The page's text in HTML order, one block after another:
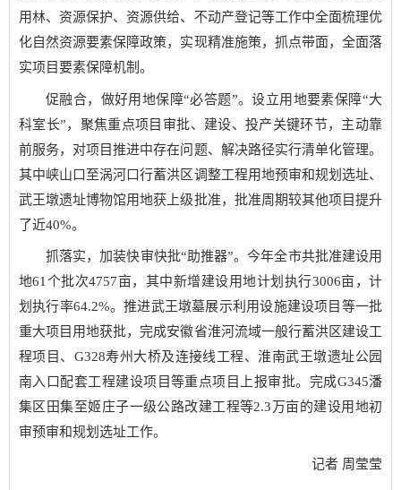
用林、资源保护、资源供给、不动产登记等工作中全面梳理优
化自然资源要素保障政策，实现精准施策，抓点带面，全面落
实项目要素保障机制。
促融合，做好用地保障“必答题”。设立用地要素保障“大
科室长”，聚焦重点项目审批、建设、投产关键环节，主动靠
前服务，对项目推进中存在问题、解决路径实行清单化管理。
其中峡山口至涡河口行蓄洪区调整工程用地预审和规划选址、
武王墩遗址博物馆用地获上级批准，批准周期较其他项目提升
了近40%。
抓落实，加装快审快批“助推器”。今年全市共批准建设用
地61个批次4757亩，其中新增建设用地计划执行3006亩，计
划执行率64.2%。推进武王墩墓展示利用设施建设项目等一批
重大项目用地获批，完成安徽省淮河流域一般行蓄洪区建设工
程项目、G328寿州大桥及连接线工程、淮南武王墩遗址公园
南入口配套工程建设项目等重点项目上报审批。完成G345潘
集区田集至姬庄子一级公路改建工程等2.3万亩的建设用地初
审预审和规划选址工作。
记者 周莹莹